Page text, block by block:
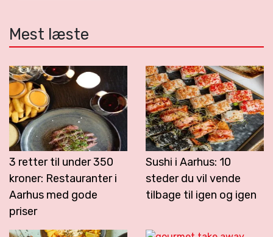
Mest læste
3 retter til under 350
kroner: Restauranter i
Aarhus med gode
priser
Sushi i Aarhus: 10
steder du vil vende
tilbage til igen og igen